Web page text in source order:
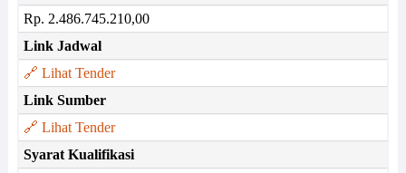
Rp. 2.486.745.210,00
Link Jadwal
🔗 Lihat Tender
Link Sumber
🔗 Lihat Tender
Syarat Kualifikasi